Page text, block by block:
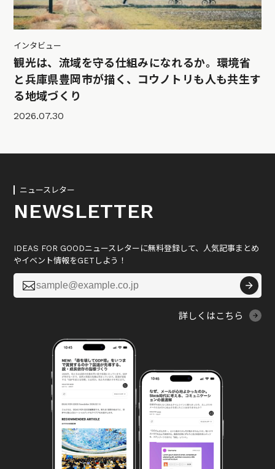
インタビュー
観光は、流域を守る仕組みになれるか。環境省
と兵庫県豊岡市が描く、コウノトリも人も共生す
る地域づくり
2026.07.30
ニュースレター
NEWSLETTER
IDEAS FOR GOODニュースレターに無料登録して、人気記事まとめ
やイベント情報をGETしよう！

詳しくはこちら